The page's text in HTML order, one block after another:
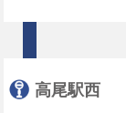
高尾駅西